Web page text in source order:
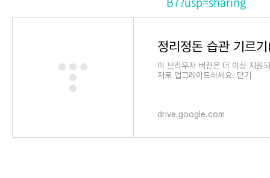
이 브라우저 버전은 더 이상 지원
저로 업그레이드하세요. 닫기
drive.google.com